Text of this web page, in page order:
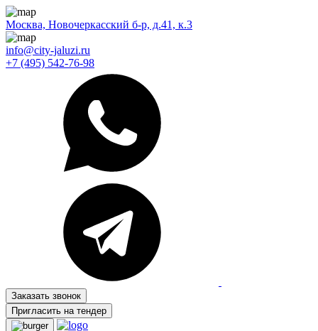
Москва, Новочеркасский б-р, д.41, к.3
info@city-jaluzi.ru
+7 (495) 542-76-98
Заказать звонок
Пригласить на тендер